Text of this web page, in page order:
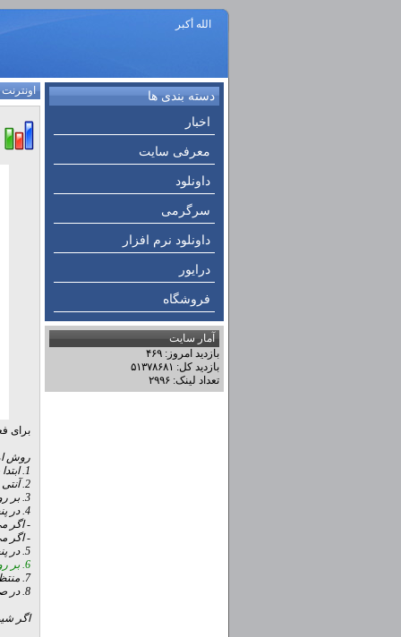
الله أكبر
دسته بندی ها
اخبار
معرفی سایت
داونلود
سرگرمی
داونلود نرم افزار
درایور
فروشگاه
آمار سایت
بازدید امروز: ۴۶۹
بازدید کل: ۵۱۳۷۸۶۸۱
تعداد لینک: ۲۹۹۶
اونترنت
برای
روش
1. ابتدا برنامه را دانلود و سپس از حالت فشرده خارج نمایید.
2. آنتی ویروس خود را موقتاً غیر فعال کنید.
3. بر روی فایل اصلی برنامه کلیک راست نموده و بر روی Run as Administrator کلیک نمایید.
4. در پنجره باز شده دو گزینه وجود دارد:
- اگر
- اگر
5. در پنجره باز شده وارد زبانه Activation شوید.
6. بر روی دکمه سبز رنگ EZ-Activator کلیک کنید.
7. منتظر شوید برنامه عملیات خود را انجام دهد، این مرحله ممکن است کمی طول بکشد.
8. در صورت مشاهده پیغام زیر، ویندوز یا آفیس فعال شده است و حالا می‌توانید از برنامه خارج شوید.
اگر